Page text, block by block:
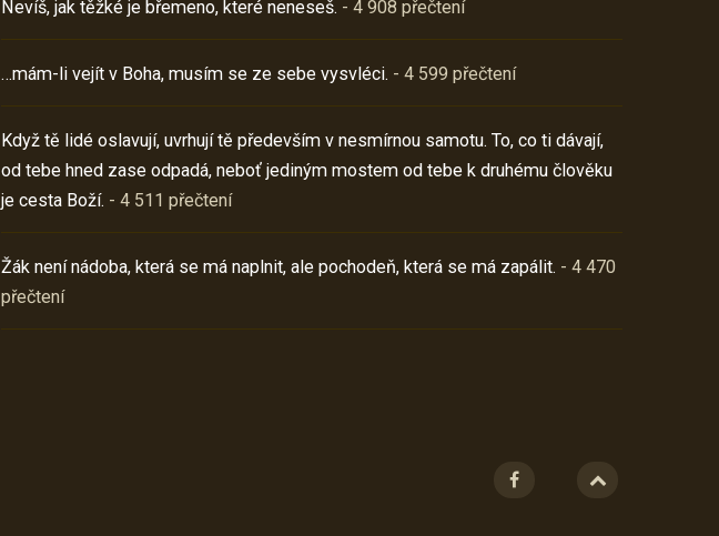
Nevíš, jak těžké je břemeno, které neneseš. - 4 908 přečtení
…mám-li vejít v Boha, musím se ze sebe vysvléci. - 4 599 přečtení
Když tě lidé oslavují, uvrhují tě především v nesmírnou samotu. To, co ti dávají,
od tebe hned zase odpadá, neboť jediným mostem od tebe k druhému člověku
je cesta Boží. - 4 511 přečtení
Žák není nádoba, která se má naplnit, ale pochodeň, která se má zapálit. - 4 470
přečtení